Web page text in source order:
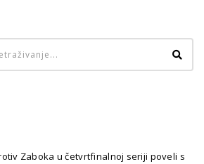
Zaboka u četvrtfinalnoj seriji poveli s